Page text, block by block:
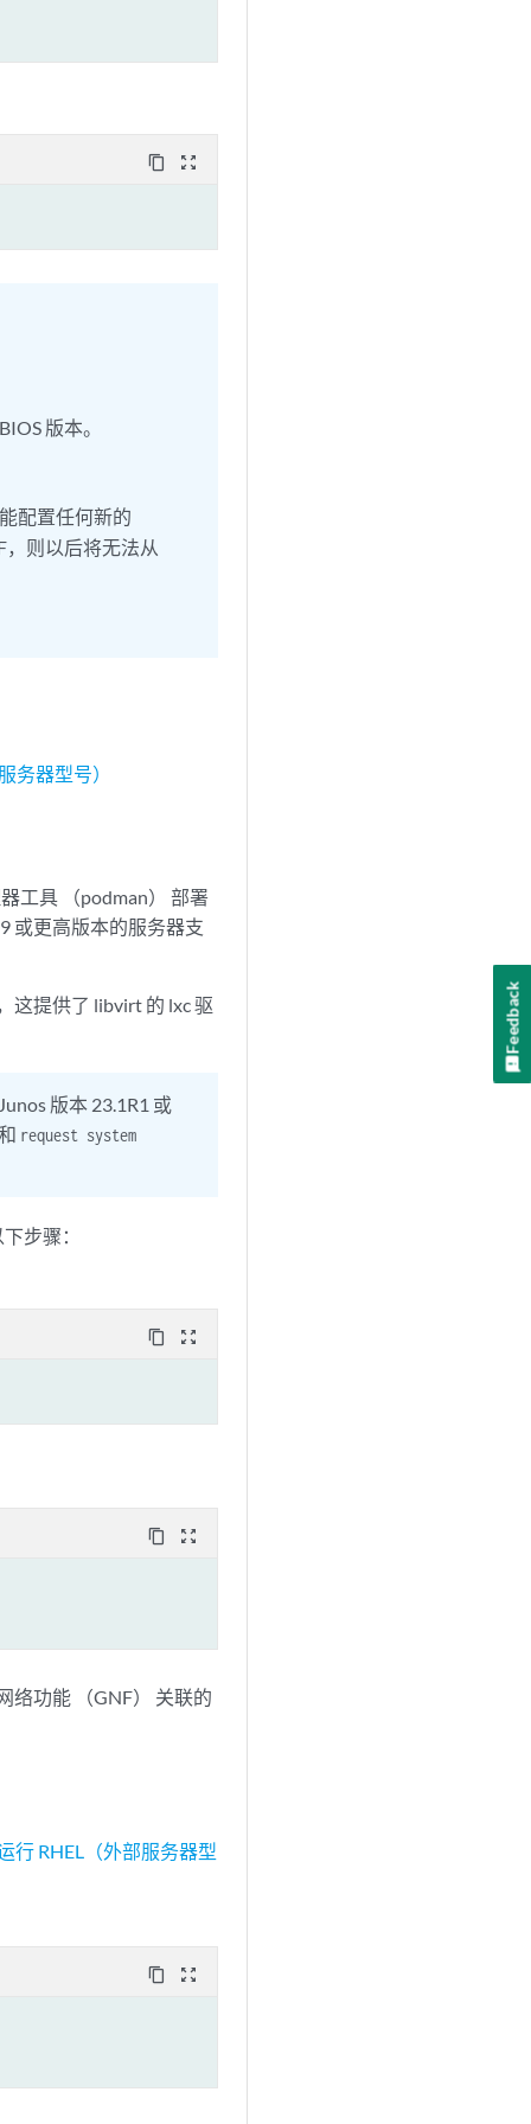
content_copy zoom_out_map
版本。
配置任何新的
，则以后将无法从
务器型号）
工具 （podman） 部署
或更高版本的服务器支
这提供了 libvirt 的 lxc 驱
版本 23.1R1 或
request system
步骤：
content_copy zoom_out_map
content_copy zoom_out_map
络功能 （GNF） 关联的
行 RHEL（外部服务器型
content_copy zoom_out_map
Feedback